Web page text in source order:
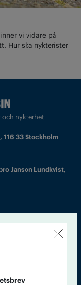
vi vidare på
Hur ska nykterister
och nykterhet
116 33 Stockholm
Janson Lundkvist,